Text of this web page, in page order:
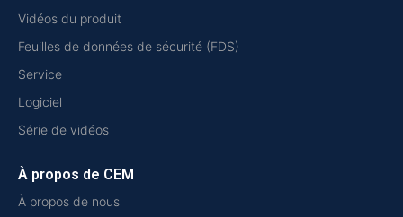
Vidéos du produit
Feuilles de données de sécurité (FDS)
Service
Logiciel
Série de vidéos
À propos de CEM
À propos de nous